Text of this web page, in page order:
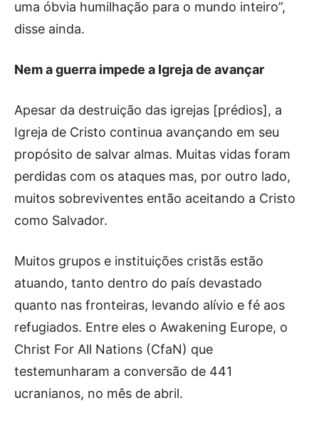
uma óbvia humilhação para o mundo inteiro”,
disse ainda.
Nem a guerra impede a Igreja de avançar
Apesar da destruição das igrejas [prédios], a
Igreja de Cristo continua avançando em seu
propósito de salvar almas. Muitas vidas foram
perdidas com os ataques mas, por outro lado,
muitos sobreviventes então aceitando a Cristo
como Salvador.
Muitos grupos e instituições cristãs estão
atuando, tanto dentro do país devastado
quanto nas fronteiras, levando alívio e fé aos
refugiados. Entre eles o Awakening Europe, o
Christ For All Nations (CfaN) que
testemunharam a conversão de 441
ucranianos, no mês de abril.